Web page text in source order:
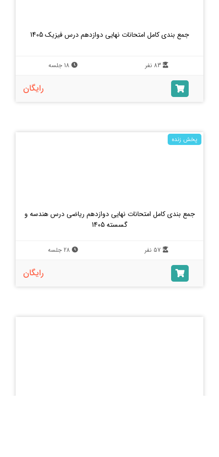
جمع بندی کامل امتحانات نهایی دوازدهم درس فیزیک 1405
83 نفر 18 جلسه
رایگان
جمع بندی کامل امتحانات نهایی دوازدهم ریاضی درس هندسه و
گسسته 1405
پخش زنده
57 نفر 28 جلسه
رایگان